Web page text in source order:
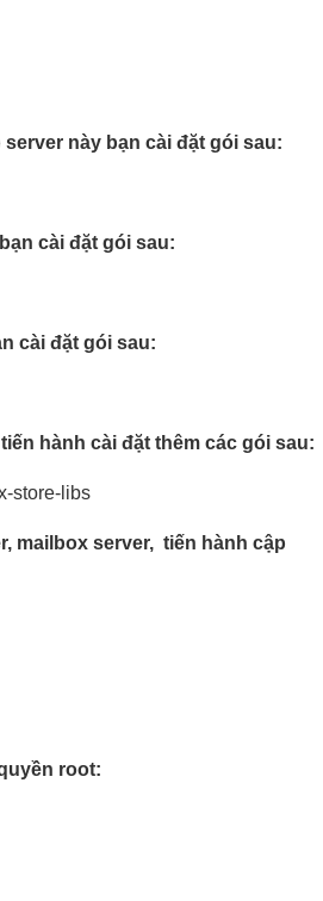
này bạn cài đặt gói sau:
cài đặt gói sau:
cài đặt gói sau:
hành cài đặt thêm các gói sau:
store-libs
mailbox server, tiến hành cập
root: